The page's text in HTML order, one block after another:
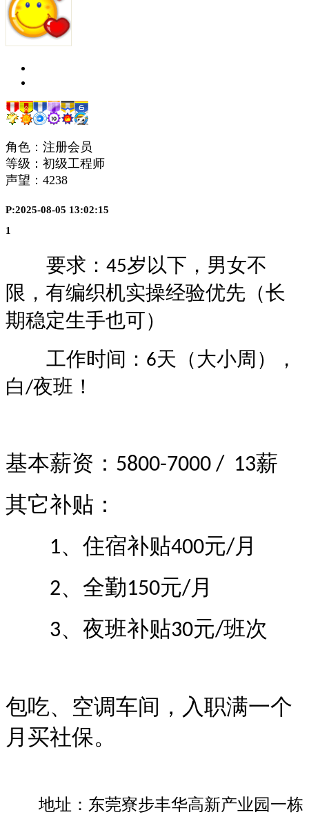
角色：注册会员
等级：初级工程师
声望： 4238
P:2025-08-05 13:02:15
1
要求： 45岁以下，男女不
限，有编织机实操经验优先（长
期稳定生手也可）
工作时间： 6天（大小周），
白/夜班！
基本薪资： 5800-7000 / 13薪
其它补贴：
1、住宿补贴400元/月
2、全勤150元/月
3、夜班补贴30元/班次
包吃、空调车间，入职满一个
月买社保。
地址：东莞寮步丰华高新产业园一栋